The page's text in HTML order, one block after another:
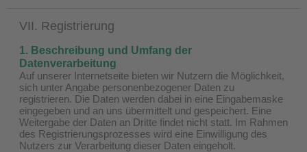
VII. Registrierung
1. Beschreibung und Umfang der
Datenverarbeitung
Auf unserer Internetseite bieten wir Nutzern die Möglichkeit,
sich unter Angabe personenbezogener Daten zu
registrieren. Die Daten werden dabei in eine Eingabemaske
eingegeben und an uns übermittelt und gespeichert. Eine
Weitergabe der Daten an Dritte findet nicht statt. Im Rahmen
des Registrierungsprozesses wird eine Einwilligung des
Nutzers zur Verarbeitung dieser Daten eingeholt.